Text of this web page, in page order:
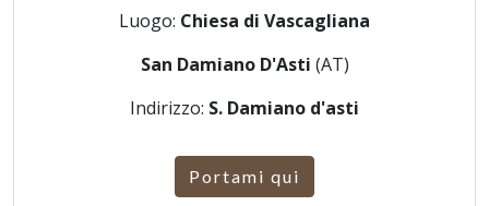
Luogo: Chiesa di Vascagliana
San Damiano D'Asti (AT)
Indirizzo: S. Damiano d'asti
Portami qui